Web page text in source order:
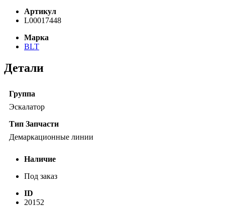
Артикул
L00017448
Марка
BLT
Детали
Группа
Эскалатор
Тип Запчасти
Демаркационные линии
Наличие
Под заказ
ID
20152